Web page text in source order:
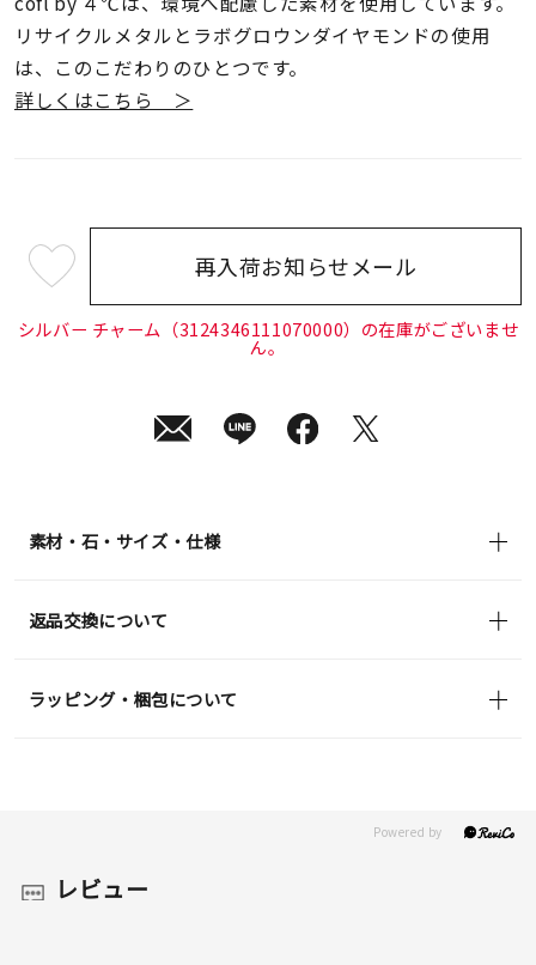
リサイクルメタルとラボグロウンダイヤモンドの使用
は、このこだわりのひとつです。
詳しくはこちら ＞
¥5,500 (tax
in)
再入荷お知らせメール
シルバー チャーム（3124346111070000）の在庫がございませ
ん。
素材・石・サイズ・仕様
返品交換について
ラッピング・梱包について
レビュー